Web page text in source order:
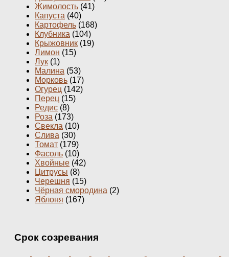
Жимолость (41)
Капуста (40)
Картофель (168)
Клубника (104)
Крыжовник (19)
Лимон (15)
Лук (1)
Малина (53)
Морковь (17)
Огурец (142)
Перец (15)
Редис (8)
Роза (173)
Свекла (10)
Слива (30)
Томат (179)
Фасоль (10)
Хвойные (42)
Цитрусы (8)
Черешня (15)
Чёрная смородина (2)
Яблоня (167)
Срок созревания